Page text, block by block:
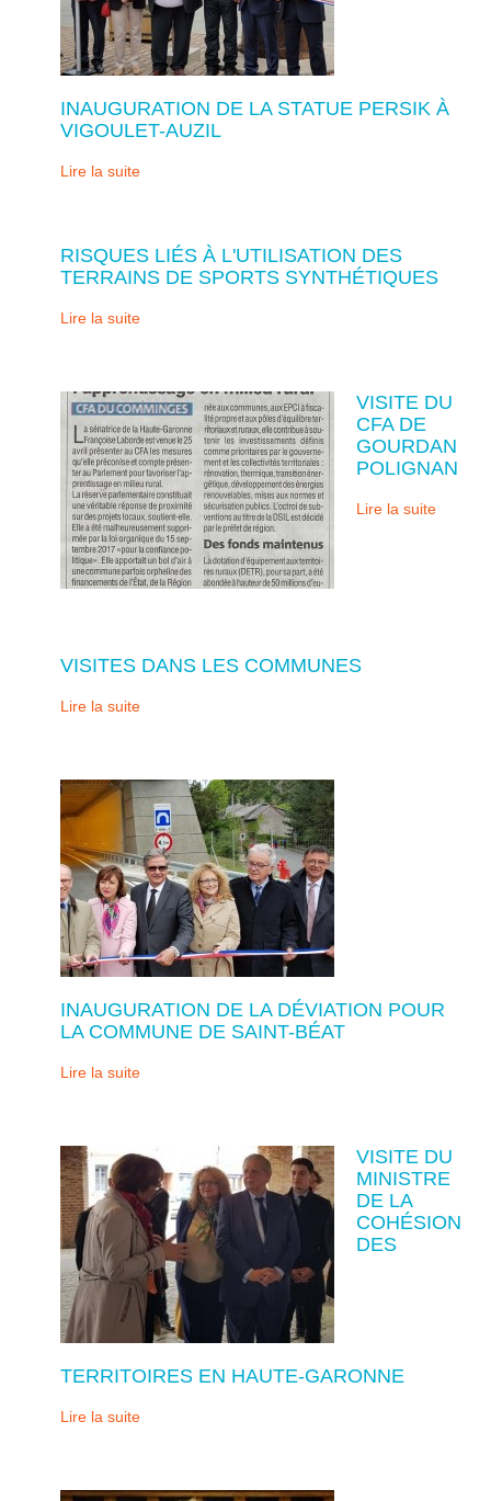
INAUGURATION DE LA STATUE PERSIK À
VIGOULET-AUZIL
Lire la suite
RISQUES LIÉS À L'UTILISATION DES
TERRAINS DE SPORTS SYNTHÉTIQUES
Lire la suite
VISITE DU
CFA DE
GOURDAN
POLIGNAN
Lire la suite
VISITES DANS LES COMMUNES
Lire la suite
INAUGURATION DE LA DÉVIATION POUR
LA COMMUNE DE SAINT-BÉAT
Lire la suite
VISITE DU
MINISTRE
DE LA
COHÉSION
DES
TERRITOIRES EN HAUTE-GARONNE
Lire la suite